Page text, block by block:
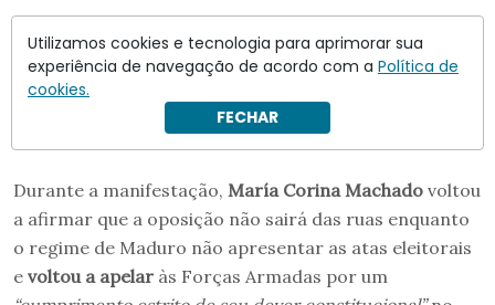
Durante a manifestação, María Corina Machado voltou
a afirmar que a oposição não sairá das ruas enquanto
o regime de Maduro não apresentar as atas eleitorais
e voltou a apelar às Forças Armadas por um
Utilizamos cookies e tecnologia para aprimorar sua
experiência de navegação de acordo com a Política de
cookies.
FECHAR